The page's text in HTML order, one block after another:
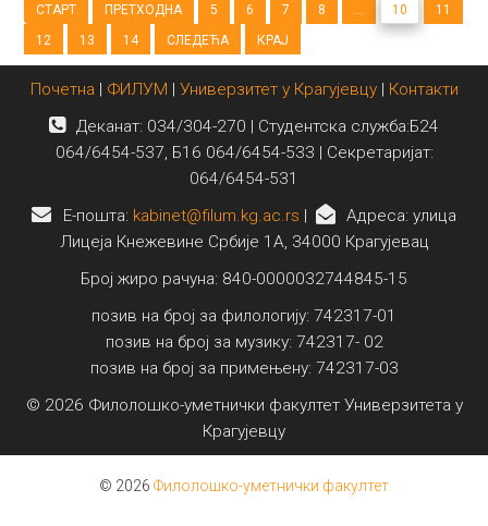
СТАРТ ПРЕТХОДНА 5 6 7 8 10
11
12
13 14 СЛЕДЕЋА КРАЈ
Почетна | ФИЛУМ | Универзитет у Крагујевцу| Контакти
Деканат: 034/304-270 | Студентска служба:Б24
064/6454-537, Б16 064/6454-533 | Секретаријат:
064/6454-531
E-пошта: kabinet@filum.kg.ac.rs |
Адреса: улица
Лицеја Кнежевине Србије 1А, 34000 Крагујевац
Број жиро рачуна: 840-0000032744845-15
позив на број за филологију: 742317-01
позив на број за музику: 742317- 02
позив на број за примењену: 742317-03
© 2026 Филолошко-уметнички факултет Универзитета у
Крагујевцу
© 2026 Филолошко-уметнички факултет